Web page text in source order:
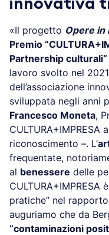
innovativa
«Il progetto Opere in
Premio
Partnership culturali“
lavoro svolto nel
dell’associazione
sviluppata negli anni
Francesco Moneta,
riconoscimento –. L’
frequentate,
al benessere delle
CULTURA+IMPRESA
pratiche” nel
auguriamo che da
“contaminazioni